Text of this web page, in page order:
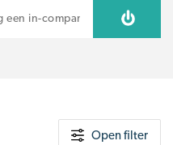
ZOEKEN
Open filter